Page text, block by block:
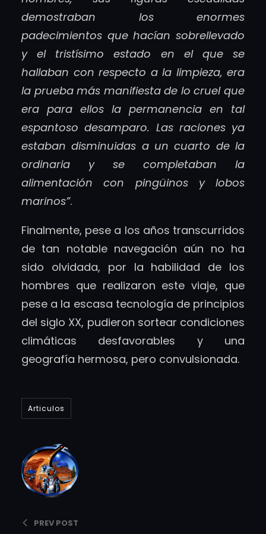
demostraban los enormes
padecimientos que hacían sobrellevado
y el tristísimo estado en el que se
hallaban con respecto a la limpieza, era
la prueba más manifiesta de lo cruel que
era para ellos la permanencia en tal
espantoso desamparo. Las raciones ya
estaban disminuidas a un cuarto de la
ordinaria y se completaban la
alimentación con pingüinos y lobos
marinos”.
Finalmente, pese a los años transcurridos
de tan notable navegación aún no ha
sido olvidada, por la habilidad de los
hombres que realizaron este viaje, que
pese a la escasa tecnología de principios
del siglo XX, pudieron sortear condiciones
climáticas desfavorables y una
geografía hermosa, pero convulsionada.
Articulos
PREV POST